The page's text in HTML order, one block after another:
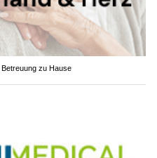
zu Hause